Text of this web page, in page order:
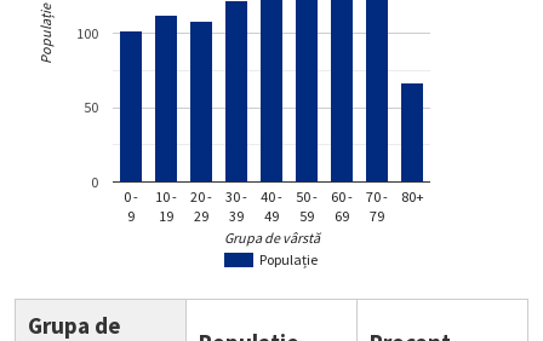
Populație
0 -
9
10 -
19
20 -
29
30 -
39
40 -
49
50 -
59
60 -
69
70 -
79
80+
0
50
100
Grupa de vârstă
Populație
Grupa de